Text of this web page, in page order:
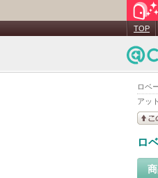
ロベ
アッ
TOP
ロ